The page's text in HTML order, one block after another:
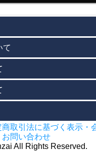
て
商取引法に基づく表示・
お問い合わせ
All Rights Reserved.